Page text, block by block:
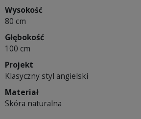
Wysokość
80 cm
Głębokość
100 cm
Projekt
Klasyczny styl angielski
Materiał
Skóra naturalna